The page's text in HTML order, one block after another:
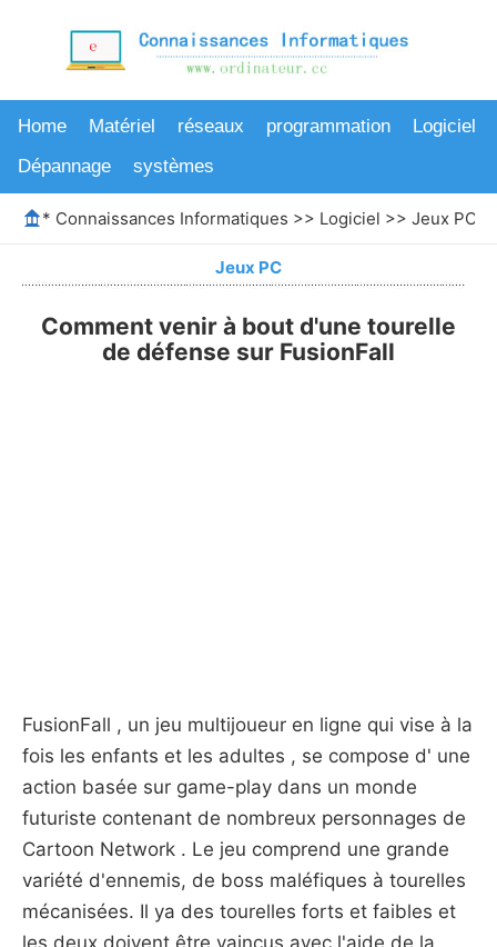
Home Matériel réseaux programmation
Logiciel
Dépannage
systèmes
* Connaissances Informatiques >> Logiciel >> Jeux PC
Jeux PC
Comment venir à bout d'une tourelle
de défense sur FusionFall
FusionFall , un jeu multijoueur en ligne qui vise à la
fois les enfants et les adultes , se compose d' une
action basée sur game-play dans un monde
futuriste contenant de nombreux personnages de
Cartoon Network . Le jeu comprend une grande
variété d'ennemis, de boss maléfiques à tourelles
mécanisées. Il ya des tourelles forts et faibles et
les deux doivent être vaincus avec l'aide de la